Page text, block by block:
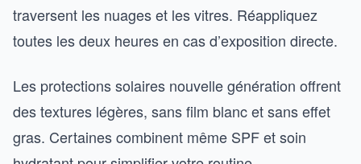
traversent les nuages et les vitres. Réappliquez
toutes les deux heures en cas d’exposition directe.
Les protections solaires nouvelle génération offrent
des textures légères, sans film blanc et sans effet
gras. Certaines combinent même SPF et soin